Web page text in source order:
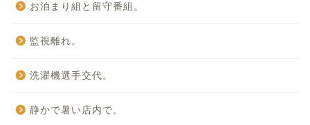
お泊まり組と留守番組。
監視離れ。
洗濯機選手交代。
静かで暑い店内で。